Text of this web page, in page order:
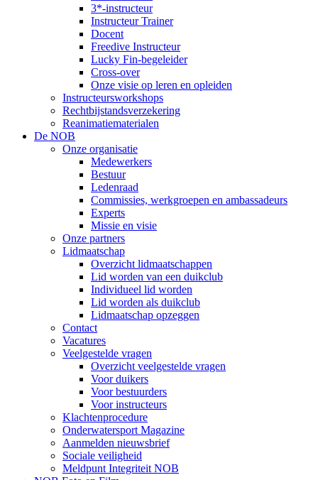
3*-instructeur
Instructeur Trainer
Docent
Freedive Instructeur
Lucky Fin-begeleider
Cross-over
Onze visie op leren en opleiden
Instructeursworkshops
Rechtbijstandsverzekering
Reanimatiematerialen
De NOB
Onze organisatie
Medewerkers
Bestuur
Ledenraad
Commissies, werkgroepen en ambassadeurs
Experts
Missie en visie
Onze partners
Lidmaatschap
Overzicht lidmaatschappen
Lid worden van een duikclub
Individueel lid worden
Lid worden als duikclub
Lidmaatschap opzeggen
Contact
Vacatures
Veelgestelde vragen
Overzicht veelgestelde vragen
Voor duikers
Voor bestuurders
Voor instructeurs
Klachtenprocedure
Onderwatersport Magazine
Aanmelden nieuwsbrief
Sociale veiligheid
Meldpunt Integriteit NOB